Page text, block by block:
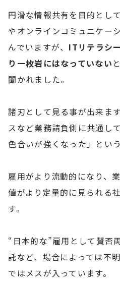
円滑な情報共有を目的とし
やオンラインコミュニケー
んでいますが、 ITリテラシ
り一枚岩にはなっていない
聞かれました。
諸刃として見る事が出来ま
スなど業務請負側に共通し
色合いが強くなった」とい
雇用がより流動的になり、
値がより定量的に見られる
す。
“日本的な”雇用として賛否
託など、場合によっては不
ではメスが入っています。